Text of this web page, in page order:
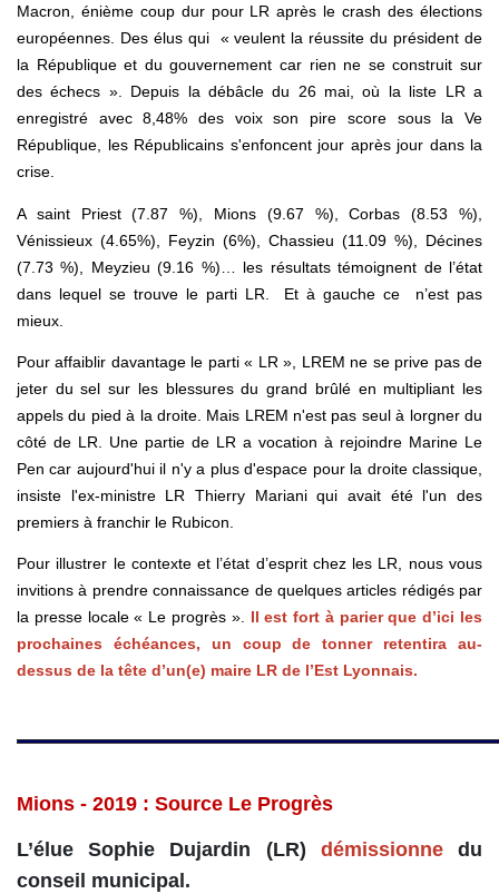
Macron, énième coup dur pour LR après le crash des élections
européennes. Des élus qui « veulent la réussite du président de
la République et du gouvernement car rien ne se construit sur
des échecs ». Depuis la débâcle du 26 mai, où la liste LR a
enregistré avec 8,48% des voix son pire score sous la Ve
République, les Républicains s'enfoncent jour après jour dans la
crise.
A saint Priest (7.87 %), Mions (9.67 %), Corbas (8.53 %),
Vénissieux (4.65%), Feyzin (6%), Chassieu (11.09 %), Décines
(7.73 %), Meyzieu (9.16 %)… les résultats témoignent de l’état
dans lequel se trouve le parti LR. Et à gauche ce n’est pas
mieux.
Pour affaiblir davantage le parti « LR », LREM ne se prive pas de
jeter du sel sur les blessures du grand brûlé en multipliant les
appels du pied à la droite. Mais LREM n'est pas seul à lorgner du
côté de LR. Une partie de LR a vocation à rejoindre Marine Le
Pen car aujourd'hui il n'y a plus d'espace pour la droite classique,
insiste l'ex-ministre LR Thierry Mariani qui avait été l'un des
premiers à franchir le Rubicon.
Pour illustrer le contexte et l’état d’esprit chez les LR, nous vous
invitions à prendre connaissance de quelques articles rédigés par
la presse locale « Le progrès ». Il est fort à parier que d’ici les
prochaines échéances, un coup de tonner retentira au-
dessus de la tête d’un(e) maire LR de l’Est Lyonnais.
Mions - 2019 : Source Le Progrès
L’élue Sophie Dujardin (LR) démissionnedu
conseil municipal.